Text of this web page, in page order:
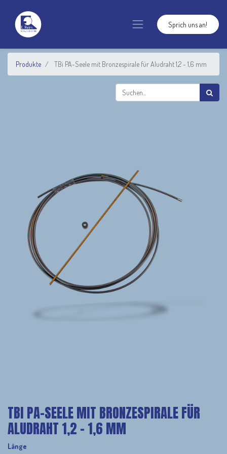
Sprich uns an!
Produkte TBi PA-Seele mit Bronzespirale für Aludraht 1,2 - 1,6 mm
TBI PA-SEELE MIT BRONZESPIRALE FÜR
ALUDRAHT 1,2 - 1,6 MM
Länge